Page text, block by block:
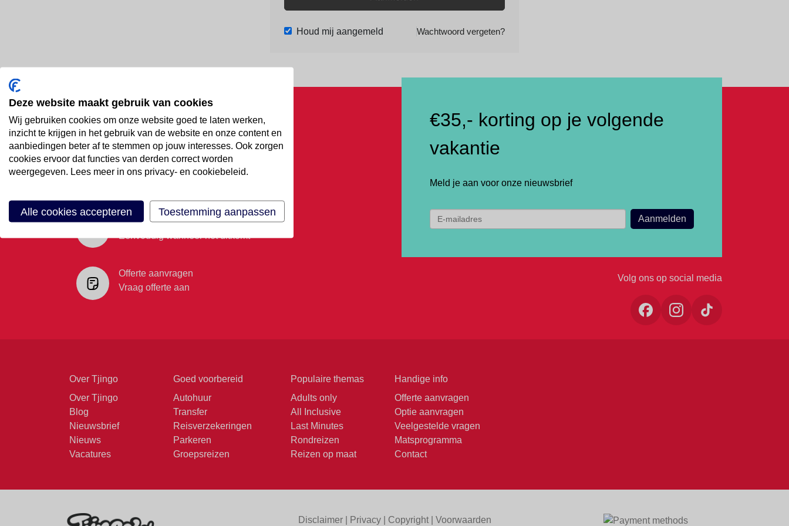
Houd mij aangemeld Wachtwoord vergeten?
Bel ons
088 66 55 999
Mail ons
Maak een afspraak
Eenvoudig wanneer het uitkomt
Offerte aanvragen
Vraag offerte aan
€35,- korting op je volgende
vakantie
Meld je aan voor onze nieuwsbrief
Volg ons op social media
Over Tjingo
Over Tjingo
Blog
Nieuwsbrief
Nieuws
Vacatures
Goed voorbereid
Autohuur
Transfer
Reisverzekeringen
Parkeren
Groepsreizen
Populaire themas
Adults only
All Inclusive
Last Minutes
Rondreizen
Reizen op maat
Handige info
Offerte aanvragen
Optie aanvragen
Veelgestelde vragen
Matsprogramma
Contact
Disclaimer| Privacy| Copyright| Voorwaarden
Deze website maakt gebruik van cookies
Wij gebruiken cookies om onze website goed te laten werken,
inzicht te krijgen in het gebruik van de website en onze content en
aanbiedingen beter af te stemmen op jouw interesses. Ook zorgen
cookies ervoor dat functies van derden correct worden
weergegeven. Lees meer in ons privacy- en cookiebeleid.
Alle cookies accepteren Toestemming aanpassen